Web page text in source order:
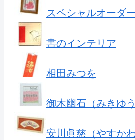
スペシャルオーダ
書のインテリア
相田みつを
御木幽石（みきゆう
安川眞慈（やすか